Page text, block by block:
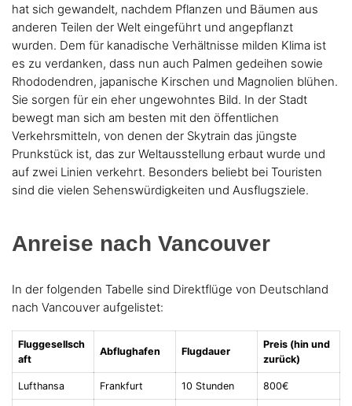
hat sich gewandelt, nachdem Pflanzen und Bäumen aus
anderen Teilen der Welt eingeführt und angepflanzt
wurden. Dem für kanadische Verhältnisse milden Klima ist
es zu verdanken, dass nun auch Palmen gedeihen sowie
Rhododendren, japanische Kirschen und Magnolien blühen.
Sie sorgen für ein eher ungewohntes Bild. In der Stadt
bewegt man sich am besten mit den öffentlichen
Verkehrsmitteln, von denen der Skytrain das jüngste
Prunkstück ist, das zur Weltausstellung erbaut wurde und
auf zwei Linien verkehrt. Besonders beliebt bei Touristen
sind die vielen Sehenswürdigkeiten und Ausflugsziele.
Anreise nach Vancouver
In der folgenden Tabelle sind Direktflüge von Deutschland
nach Vancouver aufgelistet:
Fluggesellsch
aft
Abflughafen Flugdauer
Preis (hin und
zurück)
Lufthansa Frankfurt 10 Stunden 800€